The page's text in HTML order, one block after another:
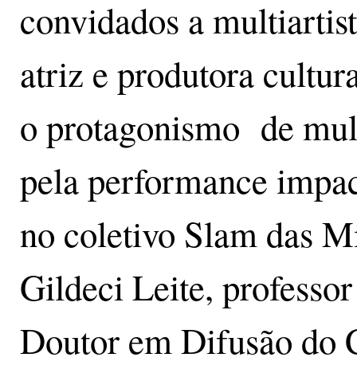
convidados a
atriz e produtora
o protagonismo de
pela performance
no coletivo Slam das
Gildeci Leite,
Doutor em Difusão do